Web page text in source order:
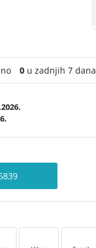
0 u zadnjih 7 dana